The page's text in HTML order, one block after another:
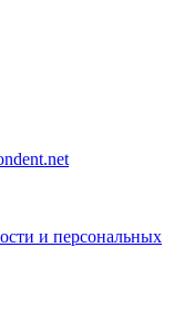
и персональных